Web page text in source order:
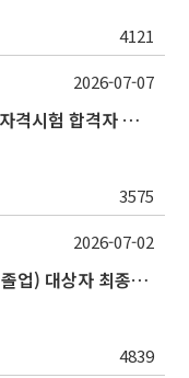
4121
2026학년도 2학기 석·박사 논문제출자격시험 합격자 공고(TSQ Exam Result)
3575
2026-07-07
2025학년도 후기 학위수여(2026.8. 졸업) 대상자 최종인준 논문 제출 안내
4839
2026-07-02